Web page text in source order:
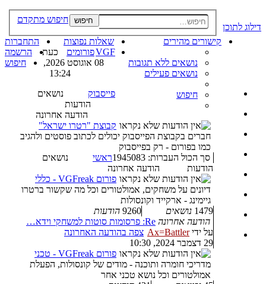
דילוג לתוכן
חיפוש חיפוש מתקדם
קישורים מהירים
נושאים ללא תגובות
נושאים פעילים
חיפוש
שאלות נפוצות
התחברות
הרשמה
VGFפורומים
חיפוש
כעת
08 אוגוסט 2026,
13:24
פייסבוק
נושאים
הודעות
הודעה אחרונה
קבוצת "רטרו ישראל"
חברים בקבוצת הפייסבוק יכולים לכתוב פוסטים ולהגיב
כמו בפורום - רק בפייסבוק
סך הכול העברות: 1945083
ראשי
נושאים
הודעות
הודעה אחרונה
פורום VGFreak - כללי
דיונים על משחקים, אמולטורים וכל מה שקשור ברטרו
גיימינג - ארקייד וקונסולות
1479 נושאים 9260 הודעות
הודעה אחרונה Re: פרסומות סוטות למשחקי וידא…
על ידיAx=Battler צפה בהודעה האחרונה
29 דצמבר 2024, 10:30
פורום VGFreak - טכני
מדריכי חומרה ותוכנה - מודים של קונסולות, הפעלת
אמולטורים וכל נושא טכני אחר